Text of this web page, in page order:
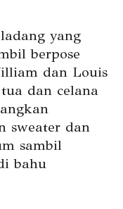
yang
berpose
dan Louis
dan celana
sweater dan
sambil
bahu